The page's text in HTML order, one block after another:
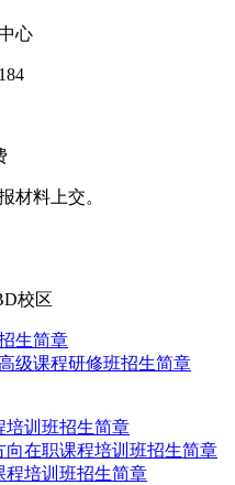
心
材料上交。
校区
生简章
级课程研修班招生简章
培训班招生简章
在职课程培训班招生简章
程培训班招生简章